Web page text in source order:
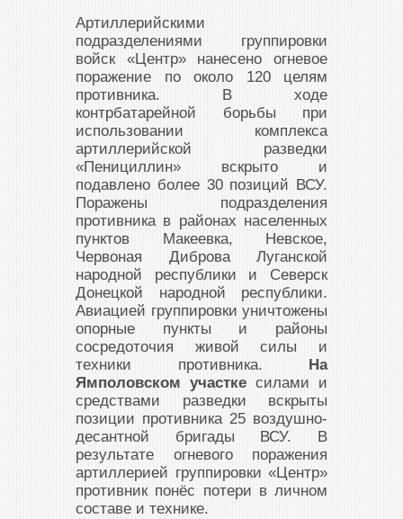
Артиллерийскими
подразделениями группировки
войск «Центр» нанесено огневое
поражение по около 120 целям
противника. В ходе
контрбатарейной борьбы при
использовании комплекса
артиллерийской разведки
«Пенициллин» вскрыто и
подавлено более 30 позиций ВСУ.
Поражены подразделения
противника в районах населенных
пунктов Макеевка, Невское,
Червоная Диброва Луганской
народной республики и Северск
Донецкой народной республики.
Авиацией группировки уничтожены
опорные пункты и районы
сосредоточия живой силы и
техники противника.
На
Ямполовском участке силами и
средствами разведки вскрыты
позиции противника 25 воздушно-
десантной бригады ВСУ. В
результате огневого поражения
артиллерией группировки «Центр»
противник понёс потери в личном
составе и технике.